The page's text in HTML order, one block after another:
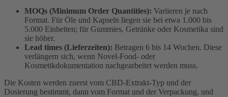
MOQs (Minimum Order Quantities): Variieren je nach
Format. Für Öle und Kapseln liegen sie bei etwa 1.000 bis
5.000 Einheiten; für Gummies, Getränke oder Kosmetika sind
sie höher.
Lead times (Lieferzeiten): Betragen 6 bis 14 Wochen. Diese
verlängern sich, wenn Novel-Food- oder
Kosmetikdokumentation nachgearbeitet werden muss.
Die Kosten werden zuerst vom CBD-Extrakt-Typ und der
Dosierung bestimmt, dann vom Format und der Verpackung, und